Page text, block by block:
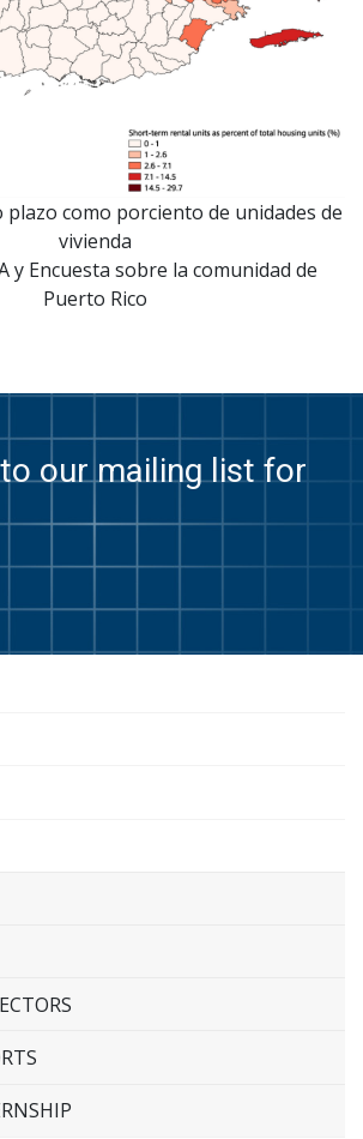
como porciento de unidades de
vivienda
y Encuesta sobre la comunidad de
Puerto Rico
our mailing list for